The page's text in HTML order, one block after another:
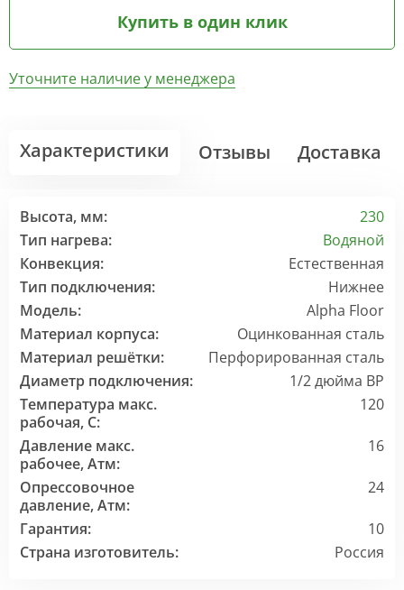
Купить в один клик
Уточните наличие у менеджера
Характеристики Отзывы Доставка
Высота, мм:
230
Тип нагрева:
Водяной
Конвекция:
Естественная
Тип подключения:
Нижнее
Модель:
Alpha Floor
Материал корпуса:
Оцинкованная сталь
Материал решётки:
Перфорированная сталь
Диаметр подключения:
1/2 дюйма ВР
Температура макс.
рабочая, C:
120
Давление макс.
рабочее, Атм:
16
Опрессовочное
давление, Атм:
24
Гарантия:
10
Страна изготовитель:
Россия